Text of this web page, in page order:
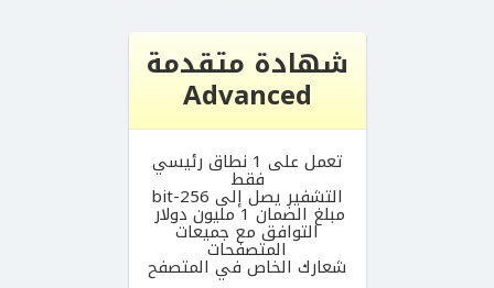
شهادة متقدمة
Advanced
تعمل على 1 نطاق رئيسي
فقط
التشفير يصل إلى 256-bit
مبلغ الضمان 1 مليون دولار
التوافق مع جميعات
المتصفحات
شعارك الخاص في المتصفح